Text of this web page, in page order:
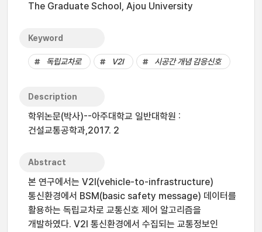
The Graduate School, Ajou University
Keyword
독립교차로 V2I 시공간 개념 감응신호
Description
학위논문(박사)--아주대학교 일반대학원 :
건설교통공학과,2017. 2
Abstract
본 연구에서는 V2I(vehicle-to-infrastructure)
통신환경에서 BSM(basic safety message) 데이터를
활용하는 독립교차로 교통신호 제어 알고리즘을
개발하였다. V2I 통신환경에서 수집되는 교통정보인